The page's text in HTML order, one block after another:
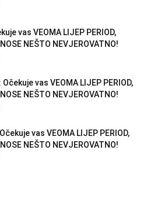
vas VEOMA LIJEP PERIOD,
NEŠTO NEVJEROVATNO!
Očekuje vas VEOMA LIJEP PERIOD,
NEŠTO NEVJEROVATNO!
vas VEOMA LIJEP PERIOD,
NEŠTO NEVJEROVATNO!